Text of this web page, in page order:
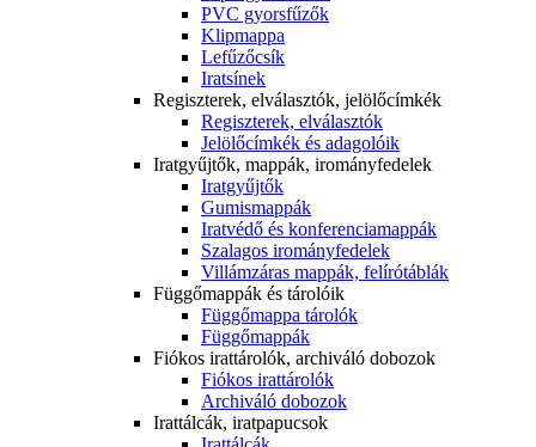
PVC gyorsfűzők
Klipmappa
Lefűzőcsík
Iratsínek
Regiszterek, elválasztók, jelölőcímkék
Regiszterek, elválasztók
Jelölőcímkék és adagolóik
Iratgyűjtők, mappák, irományfedelek
Iratgyűjtők
Gumismappák
Iratvédő és konferenciamappák
Szalagos irományfedelek
Villámzáras mappák, felírótáblák
Függőmappák és tárolóik
Függőmappa tárolók
Függőmappák
Fiókos irattárolók, archiváló dobozok
Fiókos irattárolók
Archiváló dobozok
Irattálcák, iratpapucsok